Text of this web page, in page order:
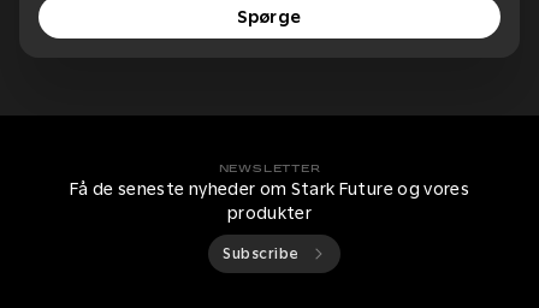
Spørge
NEWSLETTER
Få de seneste nyheder om Stark Future og vores
produkter
Subscribe